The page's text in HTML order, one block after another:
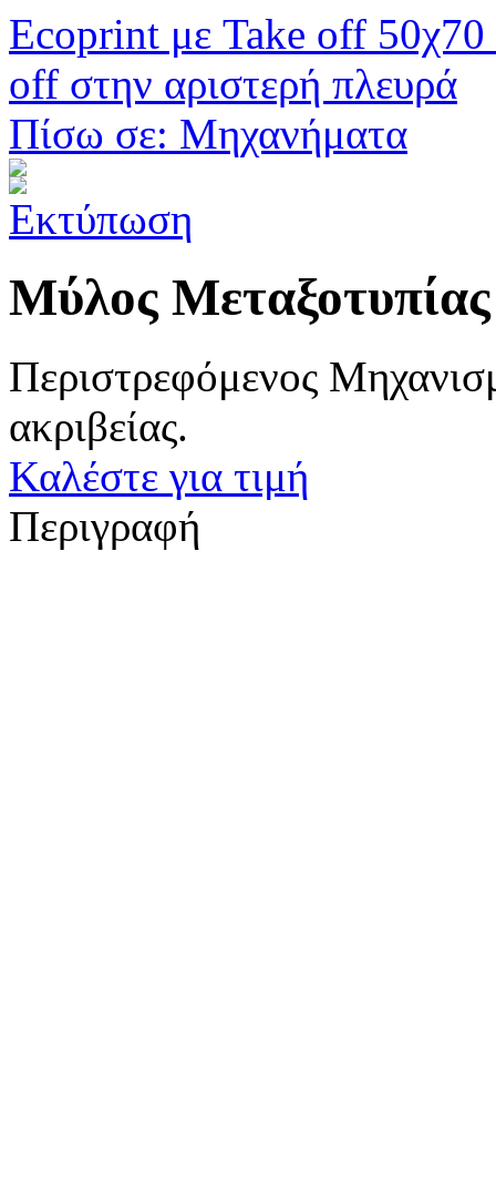
Ecoprint με Take off
off στην αριστερή πλευρά
Πίσω σε: Μηχανήματα
Μύλος Μεταξοτυπίας
Περιστρεφόμενος
ακριβείας.
Καλέστε για τιμή
Περιγραφή